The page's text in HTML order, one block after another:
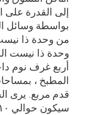
إلى القدرة على
بواسطة وسائل
من وحدة ذا
أربع غرف نوم
قدم مربع. يرى
سيكون حوالي ۱۰٪ .